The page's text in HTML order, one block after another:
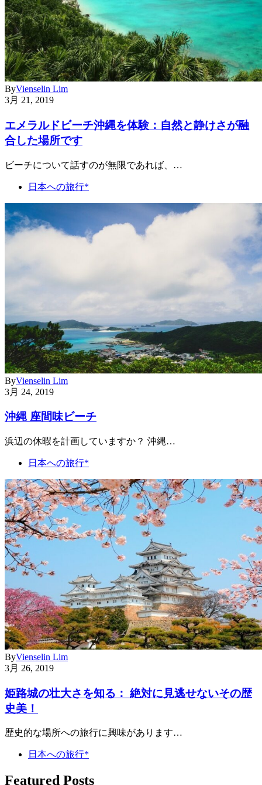
ByVienselin Lim
3月 21, 2019
エメラルドビーチ沖縄を体験：自然と静けさが融
合した場所です
ビーチについて話すのが無限であれば、…
日本への旅行*
ByVienselin Lim
3月 24, 2019
沖縄 座間味ビーチ
浜辺の休暇を計画していますか？ 沖縄…
日本への旅行*
ByVienselin Lim
3月 26, 2019
姫路城の壮大さを知る： 絶対に見逃せないその歴
史美！
歴史的な場所への旅行に興味があります…
日本への旅行*
Featured Posts